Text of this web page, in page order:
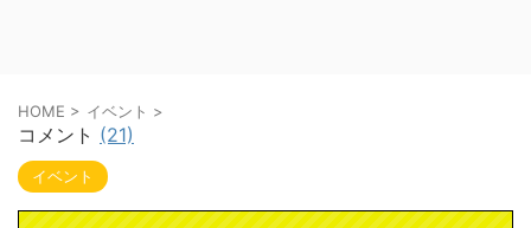
HOME > イベント >
コメント (21)
イベント